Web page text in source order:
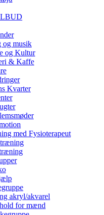
og musik
og Kultur
& Kaffe
Kvarter
med Fysioterapeut
akryl/akvarel
for mænd